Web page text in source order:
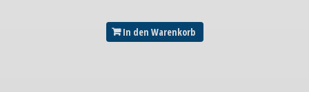
In den Warenkorb